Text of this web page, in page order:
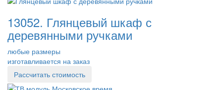
13052. Глянцевый шкаф с
деревянными ручками
любые размеры
изготавливается на заказ
Рассчитать стоимость